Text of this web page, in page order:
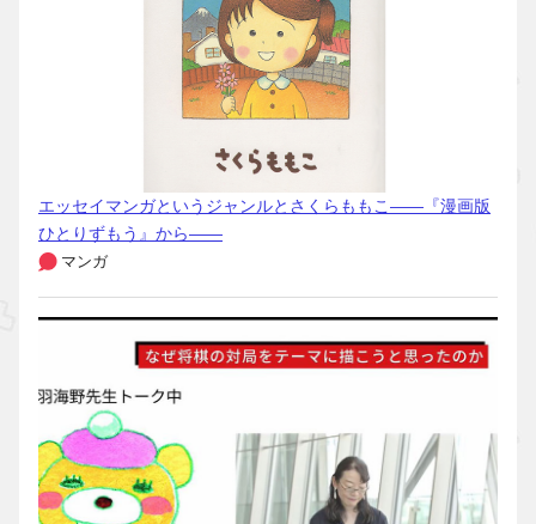
エッセイマンガというジャンルとさくらももこ――『漫画版
ひとりずもう』から――
マンガ